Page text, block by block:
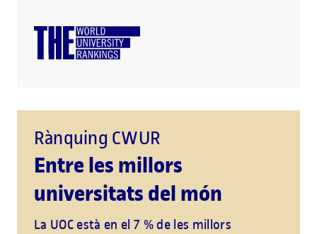
Rànquing CWUR
Entre les millors
universitats del món
La UOC està en el 7 % de les millors